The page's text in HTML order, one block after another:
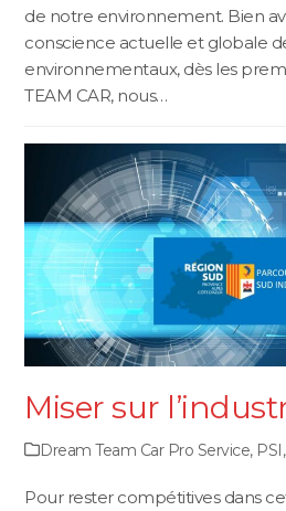
de notre environnement. Bien
conscience actuelle et globale
environnementaux, dès les
TEAM CAR, nous…
Miser sur
Dream Team Car Pro Service, PSI,
Pour rester compétitives dans